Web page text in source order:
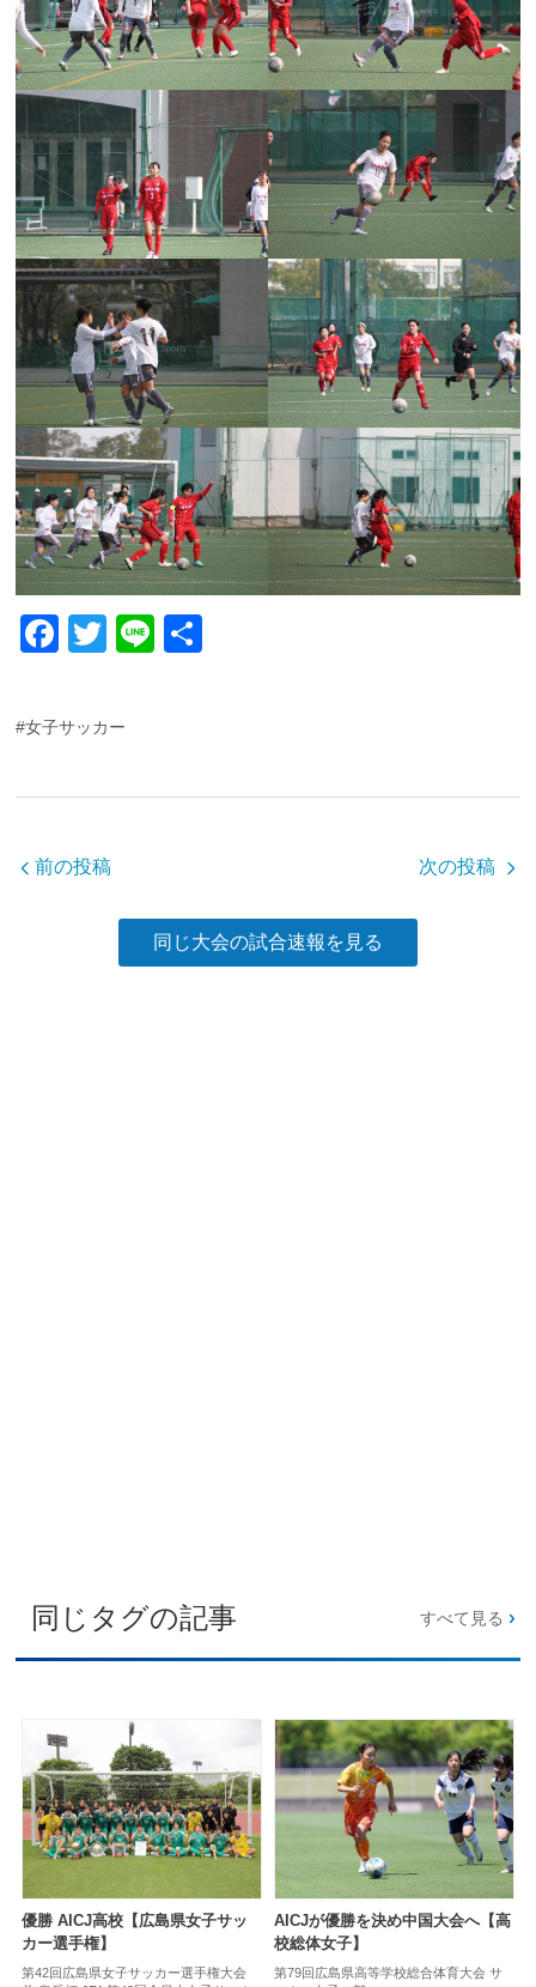
F
c
e
b
o
T
Li
#女子サッカー
前の投稿 次の投稿
同じ大会の試合速報を見る
同じタグの記事 すべて見る
優勝 AICJ高校【広島県女子サッ
カー選手権】
第42回広島県女子サッカー選手権大会
AICJが優勝を決め中国大会へ【高
校総体女子】
第79回広島県高等学校総合体育大会 サ